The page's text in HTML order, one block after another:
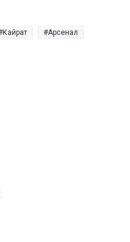
Кайрат Арсенал